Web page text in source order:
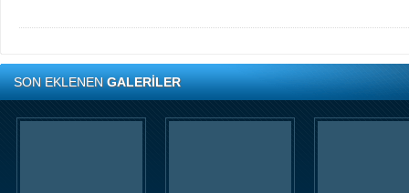
SON EKLENENGALERİLER